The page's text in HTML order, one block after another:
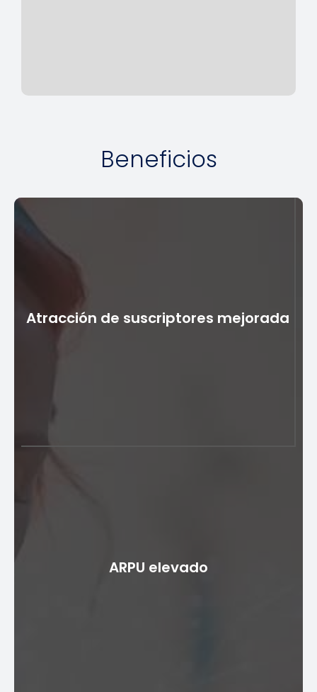
Beneficios
Atracción de suscriptores mejorada
color demuestra ser un atractivo atractivo para los
ARPU elevado